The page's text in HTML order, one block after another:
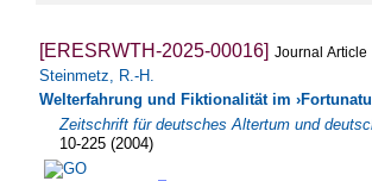
[ERESRWTH-2025-00016] Journal Article
Steinmetz, R.-H.
Welterfahrung und Fiktionalität im
Zeitschrift für deutsches Altertum und
10-225 (2004)